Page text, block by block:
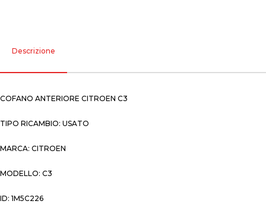
Descrizione
COFANO ANTERIORE CITROEN C3
TIPO RICAMBIO: USATO
MARCA: CITROEN
MODELLO: C3
ID: 1M5C226